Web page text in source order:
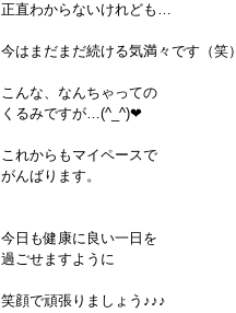
正直わからないけれども…
今はまだまだ続ける気満々です（笑）
こんな、なんちゃっての
くるみですが…(^_^)❤︎
これからもマイペースで
がんばります。
今日も健康に良い一日を
過ごせますように
笑顔で頑張りましょう♪♪♪